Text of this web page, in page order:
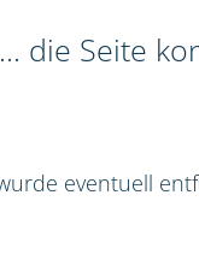
die Seite
eventuell